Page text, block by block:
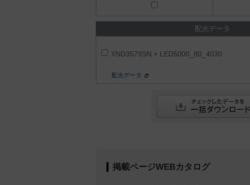
配光データ
XND3579SN + LED5000_80_4030
配光データ
掲載ページWEBカタログ